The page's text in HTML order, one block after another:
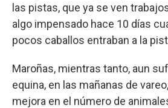
las pistas, que ya se ven
algo impensado hace 10 días
pocos caballos entraban a la
Maroñas, mientras tanto, aun
equina, en las mañanas de
mejora en el número de